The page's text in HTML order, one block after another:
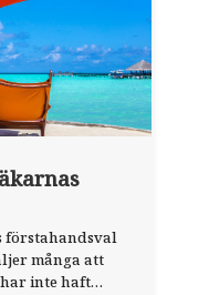
förstahandsval
många att
har inte haft